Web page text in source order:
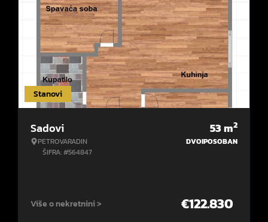
Stanovi
Sadovi
PETROVARADIN
ŠIFRA: #564847
53m2
DVOIPOSOBAN
Više o nekretnini > €122.830